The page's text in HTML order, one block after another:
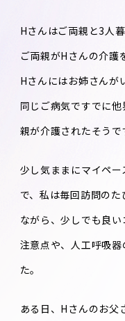
Hさんはご両親と3人
ご両親がHさんの介護
Hさんにはお姉さんが
同じご病気ですでに
親が介護されたそうで
少し気ままにマイペ
で、私は毎回訪問の
ながら、少しでも良
注意点や、人工呼吸
た。
ある日、Hさんのお父